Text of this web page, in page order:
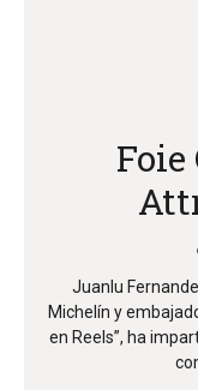
Foie
Juanlu
Michelín y
en Reels”, ha